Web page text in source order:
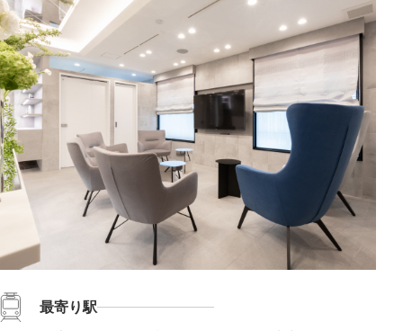
最寄り駅